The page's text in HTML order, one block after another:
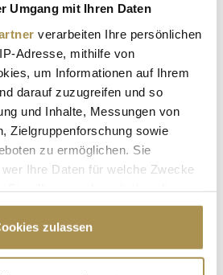
Umgang mit Ihren Daten
verarbeiten Ihre persönlichen
Adresse, mithilfe von
um Informationen auf Ihrem
darauf zuzugreifen und so
und Inhalte, Messungen von
Zielgruppenforschung sowie
zu ermöglichen. Sie
Ihre Daten für welche Zwecke
durch Klicken auf das Privacy
oder widerrufen
zulassen